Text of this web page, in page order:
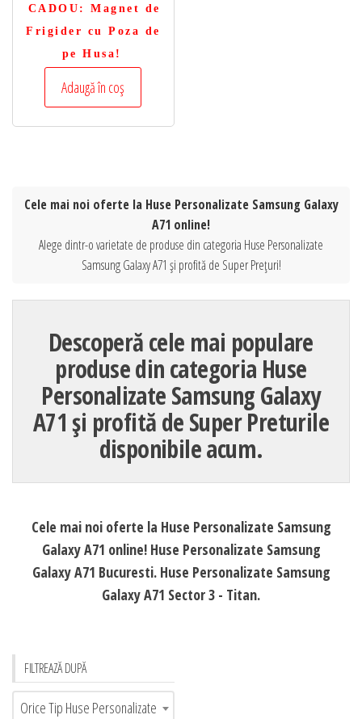
CADOU : Magnet de
Frigider cu Poza de
pe Husa!
Adaugă în coș
Cele mai noi oferte la Huse Personalizate Samsung Galaxy
A71 online!
Alege dintr-o varietate de produse din categoria Huse Personalizate
Samsung Galaxy A71 și profită de Super Prețuri!
Descoperă cele mai populare
produse din categoria Huse
Personalizate Samsung Galaxy
A71 și profită de Super Preturile
disponibile acum.
Cele mai noi oferte la Huse Personalizate Samsung
Galaxy A71 online! Huse Personalizate Samsung
Galaxy A71 Bucuresti. Huse Personalizate Samsung
Galaxy A71 Sector 3 - Titan.
FILTREAZĂ DUPĂ
Orice Tip Huse Personalizate